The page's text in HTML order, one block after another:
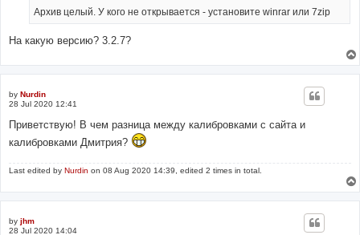
Архив целый. У кого не открывается - установите winrar или 7zip
На какую версию? 3.2.7?
by Nurdin
28 Jul 2020 12:41
Приветствую! В чем разница между калибровками с сайта и
калибровками Дмитрия?
Last edited by Nurdin on 08 Aug 2020 14:39, edited 2 times in total.
by jhm
28 Jul 2020 14:04